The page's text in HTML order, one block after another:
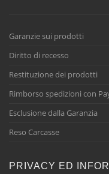
Garanzie sui prodotti
Diritto di recesso
Restituzione dei prodotti
Rimborso spedizioni con
Esclusione dalla Garanzia
Reso Carcasse
PRIVACY ED